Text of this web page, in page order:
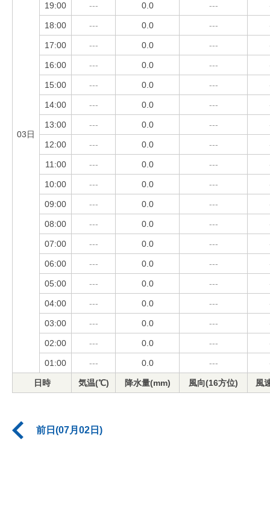
03日
19:00 --- 0.0 ---
18:00 --- 0.0 ---
17:00 --- 0.0 ---
16:00 --- 0.0 ---
15:00 --- 0.0 ---
14:00 --- 0.0 ---
13:00 --- 0.0 ---
12:00 --- 0.0 ---
11:00 --- 0.0 ---
10:00 --- 0.0 ---
09:00 --- 0.0 ---
08:00 --- 0.0 ---
07:00 --- 0.0 ---
06:00 --- 0.0 ---
05:00 --- 0.0 ---
04:00 --- 0.0 ---
03:00 --- 0.0 ---
02:00 --- 0.0 ---
01:00 --- 0.0 ---
日時 気温(℃) 降水量(mm) 風向(16方位) 風
前日(07月02日)